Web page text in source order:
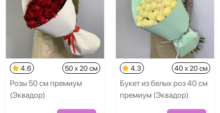
4.6 50 x 20 см
Розы 50 см премиум
(Эквадор)
4.3 40 x 20 см
Букет из белых роз 40 см
премиум (Эквадор)